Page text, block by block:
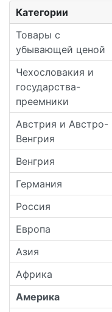
Категории
Товары с
убывающей ценой
Чехословакия и
государства-
преемники
Австрия и Австро-
Венгрия
Венгрия
Германия
Россия
Европа
Азия
Африка
Америка